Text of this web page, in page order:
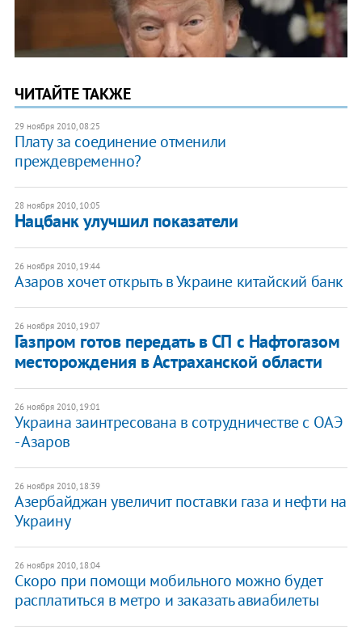
ЧИТАЙТЕ ТАКЖЕ
29 ноября 2010, 08:25
Плату за соединение отменили
преждевременно?
28 ноября 2010, 10:05
Нацбанк улучшил показатели
26 ноября 2010, 19:44
​Азаров хочет открыть в Украине китайский банк
26 ноября 2010, 19:07
Газпром готов передать в СП с Нафтогазом
месторождения в Астраханской области
26 ноября 2010, 19:01
Украина заинтресована в сотрудничестве с ОАЭ
- Азаров
26 ноября 2010, 18:39
Азербайджан увеличит поставки газа и нефти на
Украину
26 ноября 2010, 18:04
Скоро при помощи мобильного можно будет
расплатиться в метро и заказать авиабилеты